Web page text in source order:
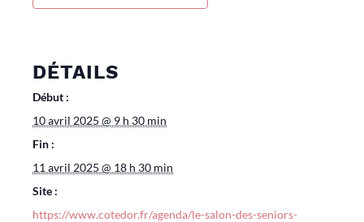
DÉTAILS
Début :
10 avril 2025 @ 9 h 30 min
Fin :
11 avril 2025 @ 18 h 30 min
Site :
https://www.cotedor.fr/agenda/le-salon-des-seniors-